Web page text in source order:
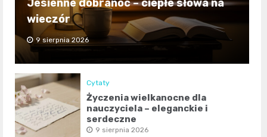
Jesienne dobranoc – ciepłe słowa na
wieczór
9 sierpnia 2026
Cytaty
Życzenia wielkanocne dla
nauczyciela – eleganckie i
serdeczne
9 sierpnia 2026